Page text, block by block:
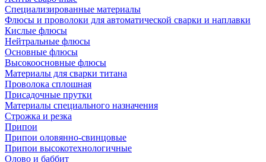
Специализированные материалы
Флюсы и проволоки для автоматической сварки и наплавки
Кислые флюсы
Нейтральные флюсы
Основные флюсы
Высокоосновные флюсы
Материалы для сварки титана
Проволока сплошная
Присадочные прутки
Материалы специального назначения
Строжка и резка
Припои
Припои оловянно-свинцовые
Припои высокотехнологичные
Олово и баббит